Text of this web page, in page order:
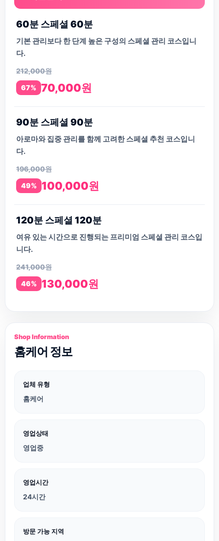
60분 스페셜 60분
기본 관리보다 한 단계 높은 구성의 스페셜 관리 코스입니
다.
212,000원
67% 70,000원
90분 스페셜 90분
아로마와 집중 관리를 함께 고려한 스페셜 추천 코스입니
다.
196,000원
49%
100,000원
120분 스페셜 120분
여유 있는 시간으로 진행되는 프리미엄 스페셜 관리 코스입
니다.
241,000원
46%
130,000원
Shop Information
홈케어 정보
업체 유형
홈케어
영업상태
영업중
영업시간
24시간
방문 가능 지역